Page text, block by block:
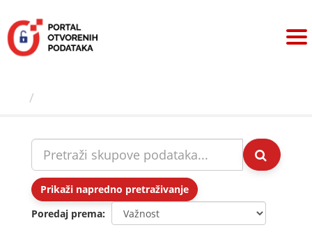
sadržaj
Prikaži napredno pretraživanje
Poredaj prema